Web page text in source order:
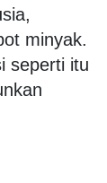
minyak.
seperti itu